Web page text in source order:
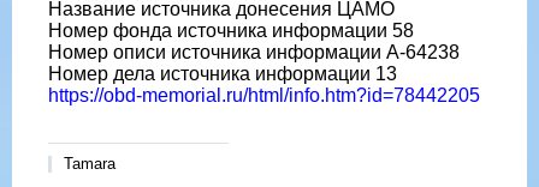
Название источника донесения ЦАМО
Номер фонда источника информации 58
Номер описи источника информации A-64238
Номер дела источника информации 13
https://obd-memorial.ru/html/info.htm?id=78442205
Tamara